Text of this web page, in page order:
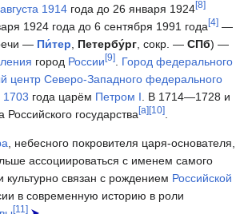
1914 года до 26 января 1924[8]
1924 года до 6 сентября 1991 года [4] —
— Пи́тер Петербу́рг , сокр. — СПб) —
город России [9]
Город федерального
центр Северо-Западного федерального
1703 года царём Петром I . В 1714—1728 и
государства [a] [10]
, небесного покровителя царя-основателя,
ассоциироваться с именем самого
культурно связан с рождением Российской
в современную историю в роли
[11]